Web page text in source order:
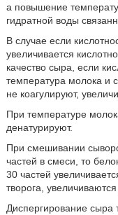
а повышение
гидратной воды
В случае если
увеличивается
качество сыра, если
температура молока и
не коагулируют,
При температуре
денатурируют.
При смешивании
частей в смеси, то
30 частей
творога,
Диспергирование сыра